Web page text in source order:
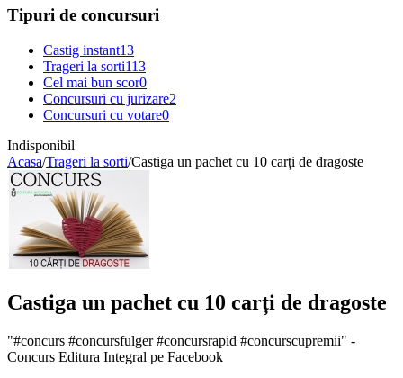
Tipuri de concursuri
Castig instant13
Trageri la sorti113
Cel mai bun scor0
Concursuri cu jurizare2
Concursuri cu votare0
Indisponibil
Acasa/Trageri la sorti/Castiga un pachet cu 10 carți de dragoste
Castiga un pachet cu 10 carți de dragoste
"#concurs #concursfulger #concursrapid #concurscupremii" -
Concurs Editura Integral pe Facebook